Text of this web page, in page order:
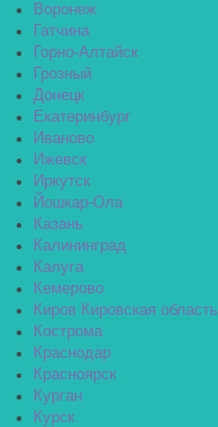
Воронеж
Гатчина
Горно-Алтайск
Грозный
Донецк
Екатеринбург
Иваново
Ижевск
Иркутск
Йошкар-Ола
Казань
Калининград
Калуга
Кемерово
Киров Кировская область
Кострома
Краснодар
Красноярск
Курган
Курск